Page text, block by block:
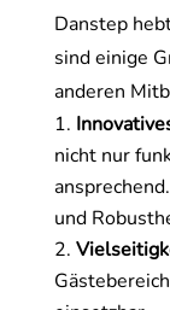
Danstep
sind einige
anderen
nicht nur
und